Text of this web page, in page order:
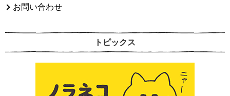
お問い合わせ
トピックス